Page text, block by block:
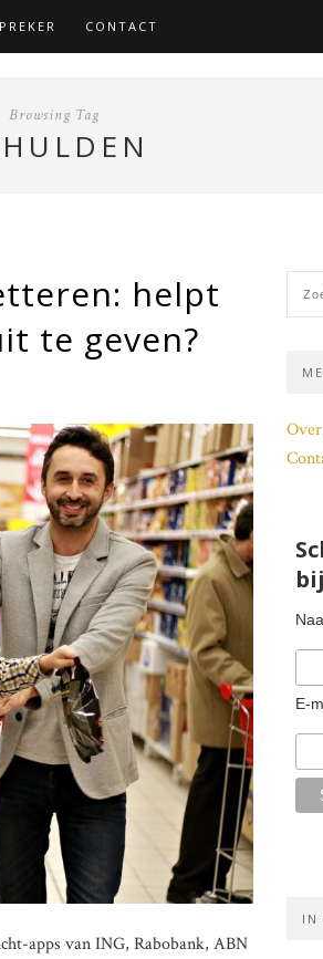
CONTACT
Browsing Tag
helpt
te geven?
apps van ING, Rabobank, ABN
E-
IN